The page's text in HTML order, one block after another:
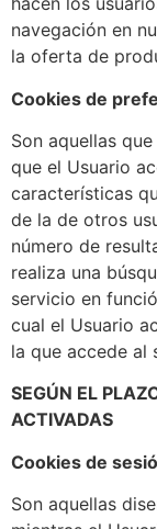
navegación en
la oferta de
Cookies de
Son aquellas
que el Usuario
características
de la de otros
número de
realiza una
servicio en
cual el Usuario
la que accede al
SEGÚN EL
ACTIVADAS
Cookies de
Son aquellas